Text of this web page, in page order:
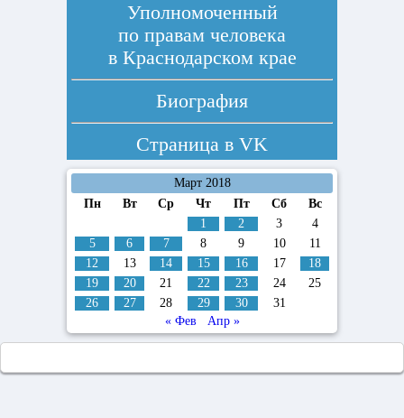
Уполномоченный
по правам человека
в Краснодарском крае
Биография
Страница в VK
Март 2018
Пн
Вт Ср Чт Пт Сб
Вс
1
2 3
4
5
6 7 8 9 10
11
12
13 14 15 16 17
18
19
20 21 22 23 24
25
26
27 28 29 30
31
« Фев
Апр »